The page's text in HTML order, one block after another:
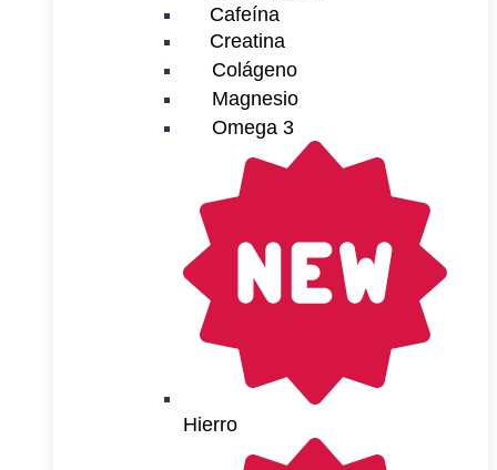
Cafeína
Creatina
Colágeno
Magnesio
Omega 3
Hierro